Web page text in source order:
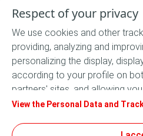
Nous
Suivez-
Respect of your privacy
We use cookies and other
providing, analyzing and
personalizing the display,
according to your profile on
partners' sites, and allowing
social media. In accordance
default. You can change your
View the Personal Data and